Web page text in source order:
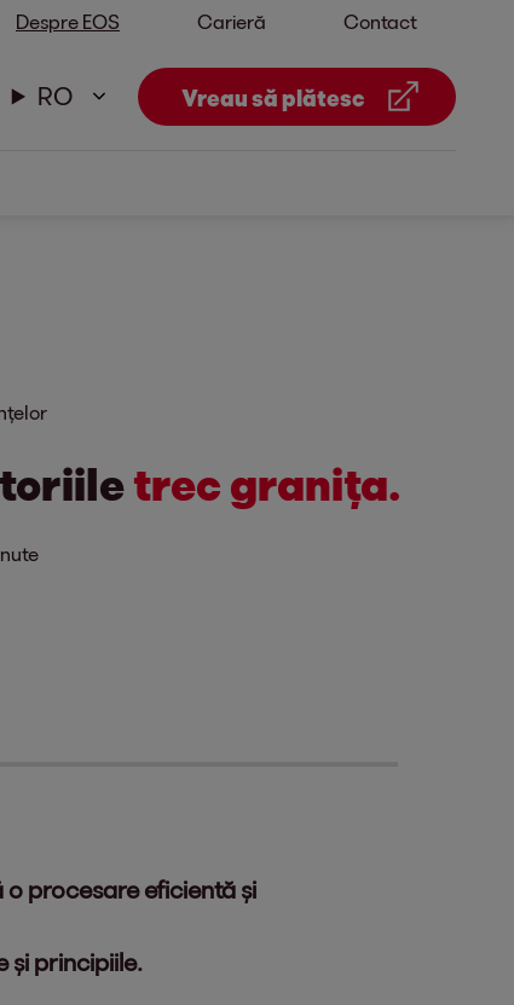
Despre EOS Carieră Contact
RO Vreau să plătesc
trec granița.
o procesare eficientă și
și principiile.